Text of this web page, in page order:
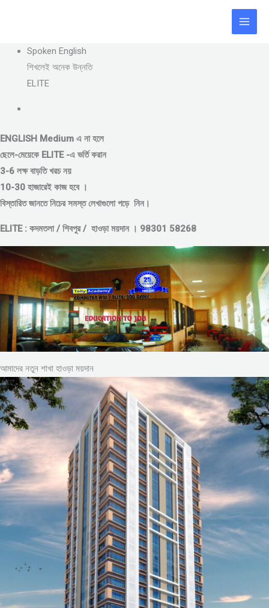
Spoken English
শিখলেই অনেক উন্নতি
ELITE
ENGLISH Medium এ না হলে
ছেলে-মেয়েকে ELITE -এ ভর্তি করান
3-6 লক্ষ বাড়তি খরচ নয়
10-30 হাজারেই কাজ হবে ।
বিস্তারিত জানতে নিচের সমস্ত লেখাগুলো পড়ে নিন।
ELITE : কদমতলা / শিবপুর / হাওড়া ময়দান । 98301 58268
আমাদের নতুন শাখা হাওড়া ময়দান